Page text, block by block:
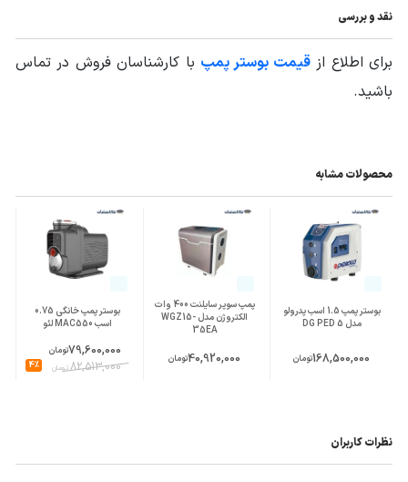
نقد و بررسی
برای اطلاع ازقیمت بوستر پمپ با کارشناسان فروش در تماس
باشید.
محصولات مشابه
بوستر پمپ 1.5 اسب پدرولو
مدل 5 DG PED
168,500,000تومان
پمپ سوپر سایلنت 400 وات
الکتروژن مدل WGZ15-
35EA
40,920,000تومان
بوستر پمپ خانگی 0.75
اسب MAC550 لئو
79,600,000تومان
82,513,000تومان 4%
نظرات کاربران